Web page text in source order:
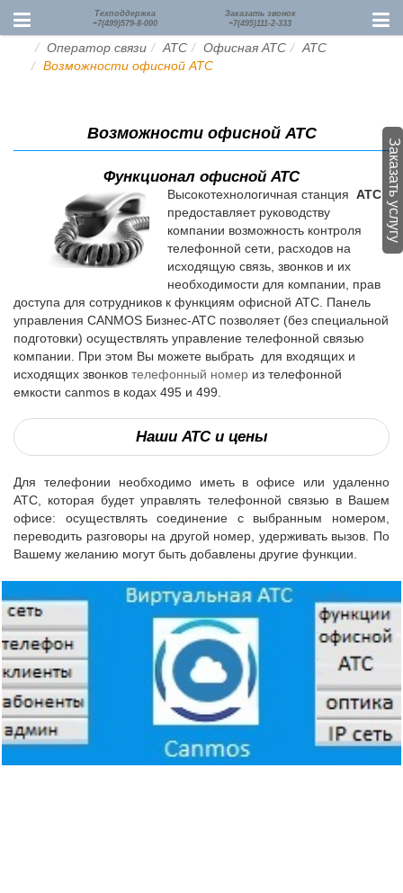
Заказать услугу
Техподдержка
+7(499)579-8-000
Заказать звонок
+7(495)111-2-333
Оператор связи АТС Офисная АТС
АТС
Возможности офисной АТС
Возможности офисной АТС
Функционал офисной АТС
Высокотехнологичная станция АТС
предоставляет руководству
компании возможность контроля
телефонной сети, расходов на
исходящую связь, звонков и их
необходимости для компании, прав
доступа для сотрудников к функциям офисной АТС. Панель
управления CANMOS Бизнес-АТС позволяет (без специальной
подготовки) осуществлять управление телефонной связью
компании. При этом Вы можете выбрать для входящих и
исходящих звонков телефонный номер из телефонной
емкости canmos в кодах 495 и 499.
Наши АТС и цены
Для телефонии необходимо иметь в офисе или удаленно
АТС, которая будет управлять телефонной связью в Вашем
офисе: осуществлять соединение с выбранным номером,
переводить разговоры на другой номер, удерживать вызов. По
Вашему желанию могут быть добавлены другие функции.